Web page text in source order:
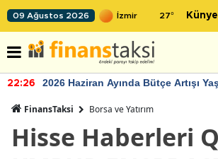
09 Ağustos 2026 27° Künye
22:26 2026 Haziran Ayında Bütçe Artışı
FinansTaksi Borsa ve Yatırım
Hisse Haberleri